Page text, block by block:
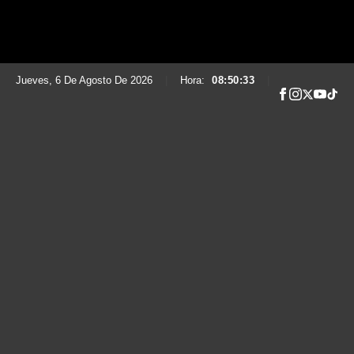
Jueves, 6 De Agosto De 2026 Hora: 08:50:34